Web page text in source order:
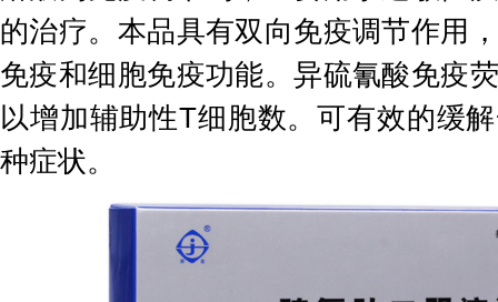
的治疗。本品具有双向免疫调节作用
免疫和细胞免疫功能。异硫氰酸免疫
以增加辅助性T细胞数。可有效的缓
种症状。